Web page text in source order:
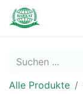
Alle Produkte